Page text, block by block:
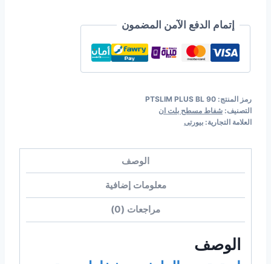
إتمام الدفع الآمن المضمون
رمز المنتج: PTSLIM PLUS BL 90
التصنيف: شفاط مسطح بلت ان
العلامة التجارية: بيورتى
الوصف
معلومات إضافية
مراجعات (0)
الوصف